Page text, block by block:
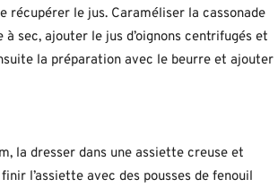
récupérer le jus. Caraméliser la cassonade
sec, ajouter le jus d’oignons centrifugés et
la préparation avec le beurre et ajouter
la dresser dans une assiette creuse et
l’assiette avec des pousses de fenouil